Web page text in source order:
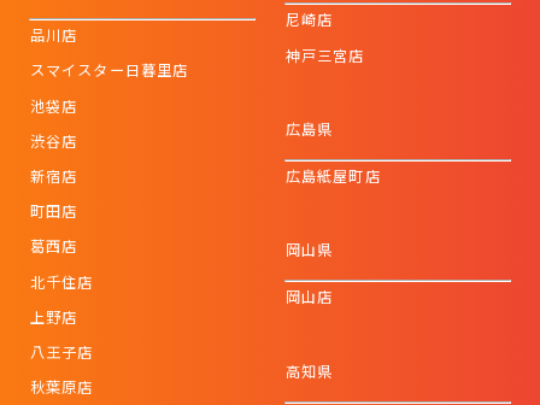
品川店
スマイスター日暮里店
池袋店
渋谷店
新宿店
町田店
葛西店
北千住店
上野店
八王子店
秋葉原店
尼崎店
神戸三宮店
広島県
広島紙屋町店
岡山県
岡山店
高知県